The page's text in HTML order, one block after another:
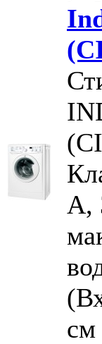
A,
см